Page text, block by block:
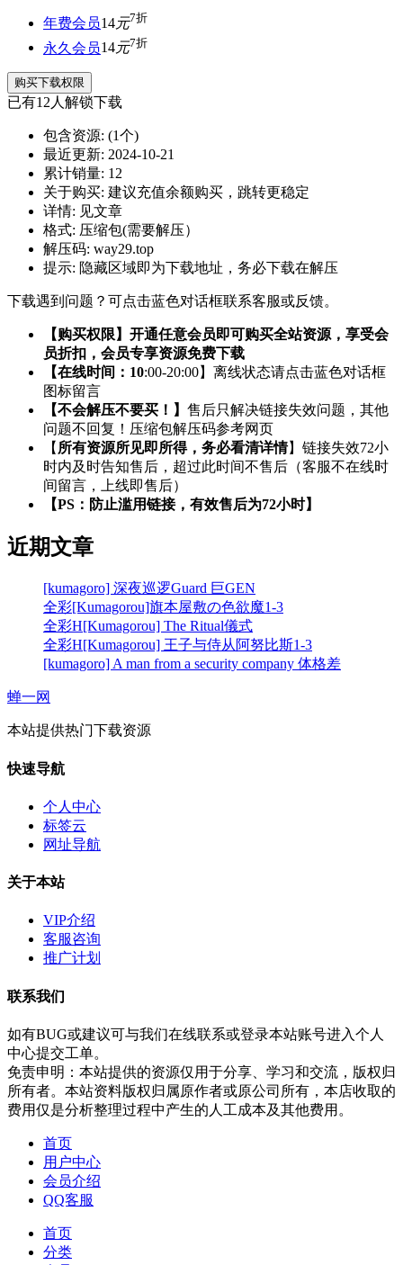
年费会员14元7折
永久会员14元7折
购买下载权限
已有12人解锁下载
包含资源: (1个)
最近更新: 2024-10-21
累计销量: 12
关于购买: 建议充值余额购买，跳转更稳定
详情: 见文章
格式: 压缩包(需要解压）
解压码: way29.top
提示: 隐藏区域即为下载地址，务必下载在解压
下载遇到问题？可点击蓝色对话框联系客服或反馈。
【购买权限】开通任意会员即可购买全站资源，享受会
员折扣，会员专享资源免费下载
【在线时间：10:00-20:00】离线状态请点击蓝色对话框
图标留言
【不会解压不要买！】 售后只解决链接失效问题，其他
问题不回复！压缩包解压码参考网页
【 所有资源所见即所得，务必看清详情】链接失效72小
时内及时告知售后，超过此时间不售后（客服不在线时
间留言，上线即售后）
【PS：防止滥用链接，有效售后为72小时】
近期文章
[kumagoro] 深夜巡逻Guard 巨GEN
全彩[Kumagorou]旗本屋敷の色欲魔1-3
全彩H[Kumagorou] The Ritual儀式
全彩H[Kumagorou] 王子与侍从阿努比斯1-3
[kumagoro] A man from a security company 体格差
蝉一网
本站提供热门下载资源
快速导航
个人中心
标签云
网址导航
关于本站
VIP介绍
客服咨询
推广计划
联系我们
如有BUG或建议可与我们在线联系或登录本站账号进入个人
中心提交工单。
免责申明：本站提供的资源仅用于分享、学习和交流，版权归
所有者。本站资料版权归属原作者或原公司所有，本店收取的
费用仅是分析整理过程中产生的人工成本及其他费用。
首页
用户中心
会员介绍
QQ客服
首页
分类